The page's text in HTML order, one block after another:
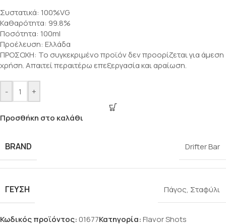
Συστατικά: 100%VG
Καθαρότητα: 99.8%
Ποσότητα: 100ml
Προέλευση: Ελλάδα
ΠΡΟΣΟΧΗ: Το συγκεκριμένο προϊόν δεν προορίζεται για άμεση
χρήση. Απαιτεί περαιτέρω επεξεργασία και αραίωση.
- +
Προσθήκη στο καλάθι
BRAND Drifter Bar
ΓΕΎΣΗ Πάγος, Σταφύλι
Κωδικός προϊόντος:01677Κατηγορία:Flavor Shots